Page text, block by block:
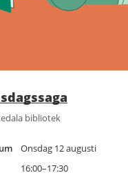
bibliotek
Onsdag 12 augusti
16:00–17:30